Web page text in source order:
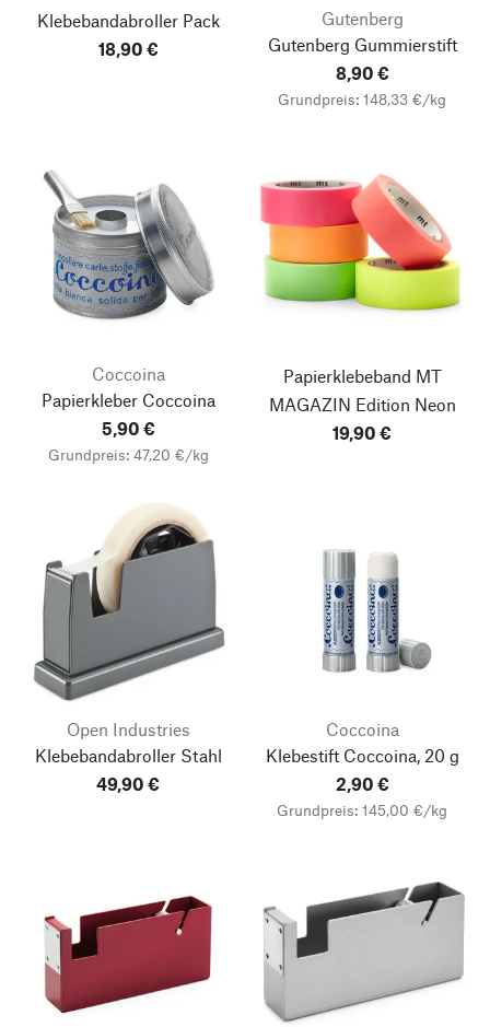
Klebebandabroller Pack
18,90 €
Gutenberg
Gutenberg Gummierstift
8,90 €
Grundpreis: 148,33 €/kg
Coccoina
Papierkleber Coccoina
5,90 €
Grundpreis: 47,20 €/kg
Papierklebeband MT
MAGAZIN Edition Neon
19,90 €
Open Industries
Klebebandabroller Stahl
49,90 €
Coccoina
Klebestift Coccoina, 20 g
2,90 €
Grundpreis: 145,00 €/kg